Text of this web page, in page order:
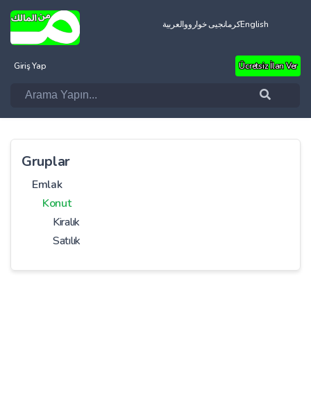
العربيةکرمانجیی خوارووEnglish
Giriş Yap Ücretsiz İlan Ver
Gruplar
Emlak
Konut
Kiralık
Satılık